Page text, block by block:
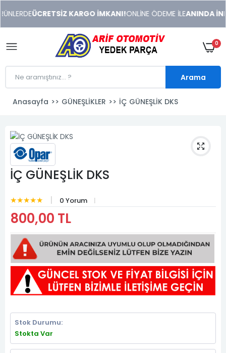
xonusu
veren
sitolar
ÜCRETSİZ KARGO İMKANI!ONLİNE ÖDEME İLEANINDA
0
Arama
Anasayfa GÜNEŞLİKLER İÇ GÜNEŞLİK DKS
İÇ GÜNEŞLİK DKS
★★★★★ 0 Yorum
800,00 TL
Stok Durumu:
Stokta Var